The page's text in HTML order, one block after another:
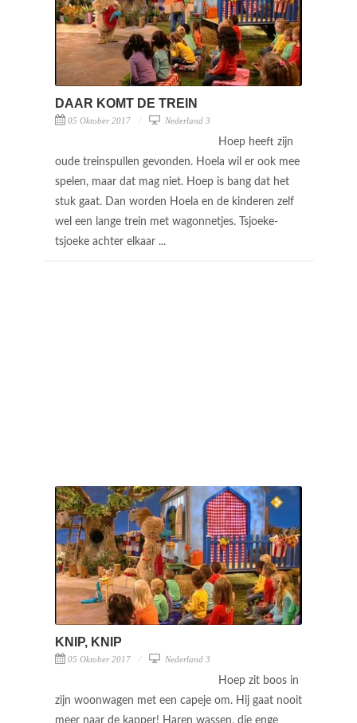
DAAR KOMT DE TREIN
05 Oktober 2017 Nederland 3
Hoep heeft zijn
oude treinspullen gevonden. Hoela wil er ook mee
spelen, maar dat mag niet. Hoep is bang dat het
stuk gaat. Dan worden Hoela en de kinderen zelf
wel een lange trein met wagonnetjes. Tsjoeke-
tsjoeke achter elkaar ...
KNIP, KNIP
05 Oktober 2017 Nederland 3
Hoep zit boos in
zijn woonwagen met een capeje om. Hij gaat nooit